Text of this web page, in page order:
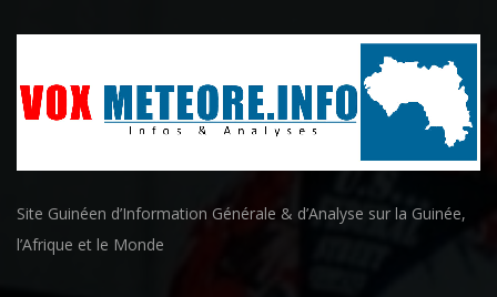
Site Guinéen d’Information Générale & d’Analyse sur la Guinée,
l’Afrique et le Monde